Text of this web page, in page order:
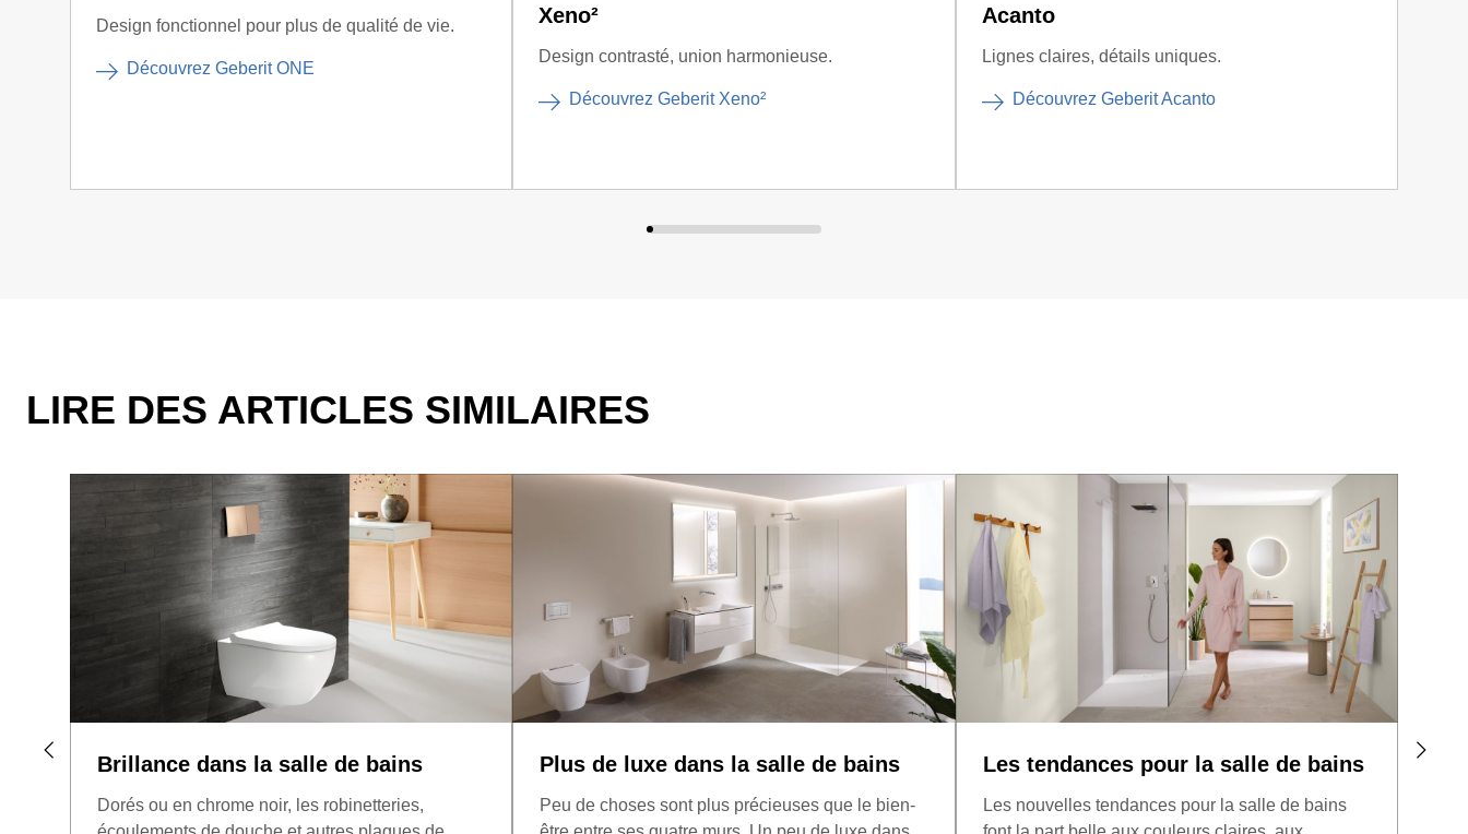
Design fonctionnel pour plus de qualité de vie.
Découvrez Geberit ONE
Xeno²
Design contrasté, union harmonieuse.
Découvrez Geberit Xeno²
Acanto
Lignes claires, détails uniques.
Découvrez Geberit Acanto
LIRE DES ARTICLES SIMILAIRES
Brillance dans la salle de bains
Dorés ou en chrome noir, les robinetteries,
Plus de luxe dans la salle de bains
Peu de choses sont plus précieuses que le bien-
Les tendances pour la salle de bains
Les nouvelles tendances pour la salle de bains